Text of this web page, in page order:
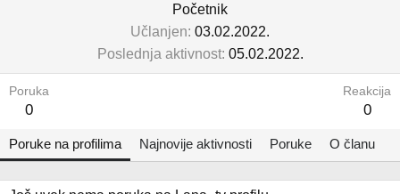
Početnik
Učlanjen 03.02.2022.
Poslednja aktivnost 05.02.2022.
Poruka
0
Reakcija
0
Poruke na profilima Najnovije aktivnosti Poruke O članu